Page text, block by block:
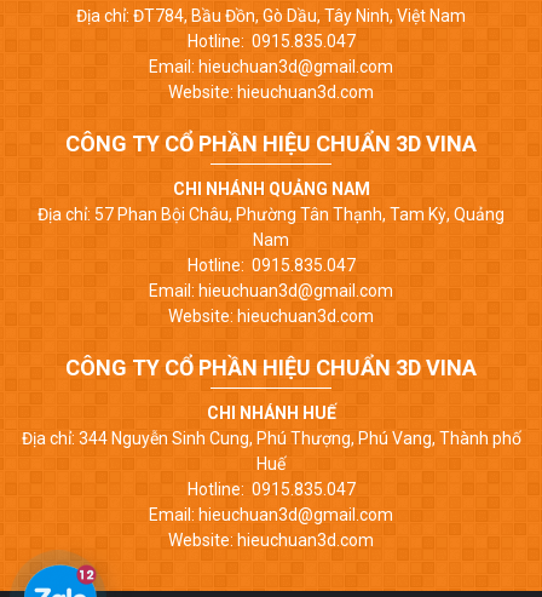
Địa chỉ: ĐT784, Bầu Đồn, Gò Dầu, Tây Ninh, Việt Nam
Hotline: 0915.835.047
Email: hieuchuan3d@gmail.com
Website: hieuchuan3d.com
CÔNG TY CỔ PHẦN HIỆU CHUẨN 3D VINA
CHI NHÁNH QUẢNG NAM
Địa chỉ: 57 Phan Bội Châu, Phường Tân Thạnh, Tam Kỳ, Quảng
Nam
Hotline: 0915.835.047
Email: hieuchuan3d@gmail.com
Website: hieuchuan3d.com
CÔNG TY CỔ PHẦN HIỆU CHUẨN 3D VINA
CHI NHÁNH HUẾ
Địa chỉ: 344 Nguyễn Sinh Cung, Phú Thượng, Phú Vang, Thành phố
Huế
Hotline: 0915.835.047
Email: hieuchuan3d@gmail.com
Website: hieuchuan3d.com